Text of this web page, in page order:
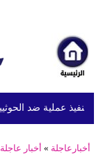
عملية ضد الحوثيين
أخبارعاجلة » أخبار عاجلة